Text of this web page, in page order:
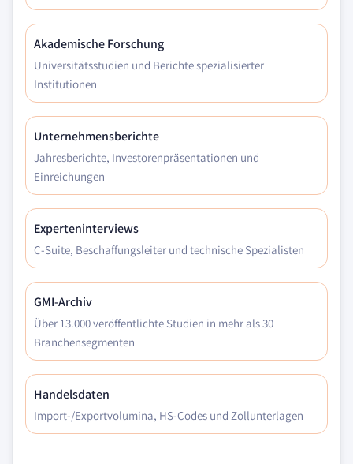
Akademische Forschung
Universitätsstudien und Berichte spezialisierter
Institutionen
Unternehmensberichte
Jahresberichte, Investorenpräsentationen und
Einreichungen
Experteninterviews
C-Suite, Beschaffungsleiter und technische Spezialisten
GMI-Archiv
Über 13.000 veröffentlichte Studien in mehr als 30
Branchensegmenten
Handelsdaten
Import-/Exportvolumina, HS-Codes und Zollunterlagen